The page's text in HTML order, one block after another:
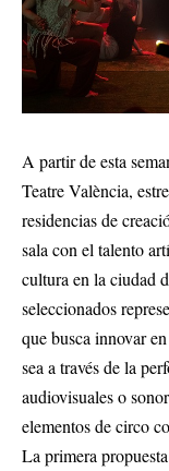
A partir de esta
Teatre València,
residencias de
sala con el talento
cultura en la ciudad
seleccionados
que busca innovar
sea a través de la
audiovisuales o
elementos de circo
La primera